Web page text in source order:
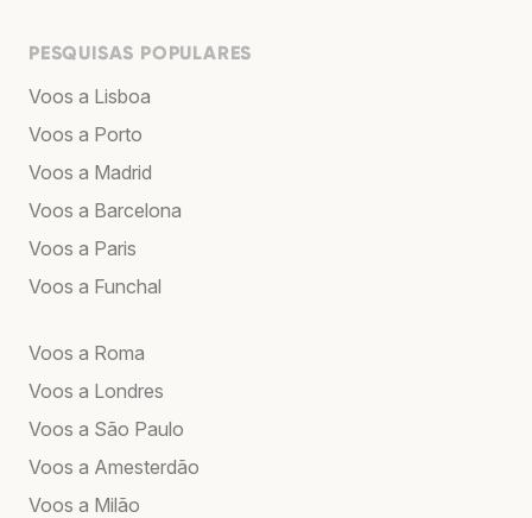
PESQUISAS POPULARES
Voos a Lisboa
Voos a Porto
Voos a Madrid
Voos a Barcelona
Voos a Paris
Voos a Funchal
Voos a Roma
Voos a Londres
Voos a São Paulo
Voos a Amesterdão
Voos a Milão